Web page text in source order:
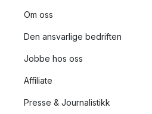
Om oss
Den ansvarlige bedriften
Jobbe hos oss
Affiliate
Presse & Journalistikk